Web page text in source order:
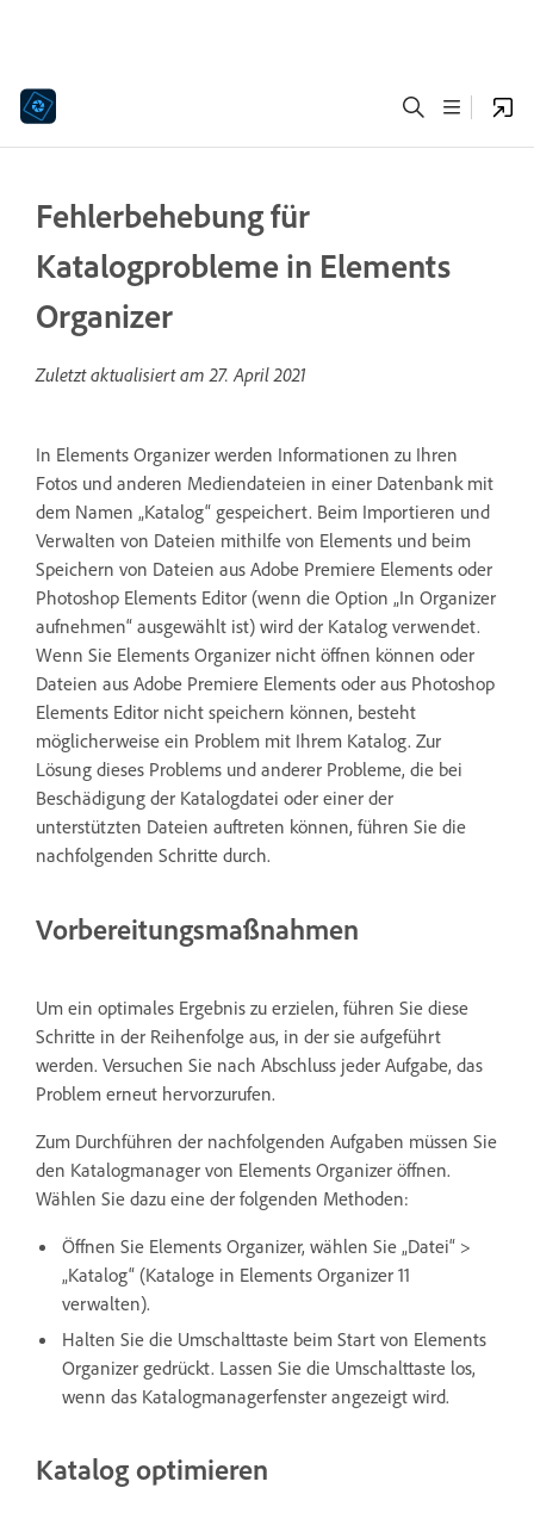
Fehlerbehebung für
Katalogprobleme in Elements
Organizer
Zuletzt aktualisiert am27. April 2021
In Elements Organizer werden Informationen zu Ihren
Fotos und anderen Mediendateien in einer Datenbank mit
dem Namen „Katalog“ gespeichert. Beim Importieren und
Verwalten von Dateien mithilfe von Elements und beim
Speichern von Dateien aus Adobe Premiere Elements oder
Photoshop Elements Editor (wenn die Option „In Organizer
aufnehmen“ ausgewählt ist) wird der Katalog verwendet.
Wenn Sie Elements Organizer nicht öffnen können oder
Dateien aus Adobe Premiere Elements oder aus Photoshop
Elements Editor nicht speichern können, besteht
möglicherweise ein Problem mit Ihrem Katalog. Zur
Lösung dieses Problems und anderer Probleme, die bei
Beschädigung der Katalogdatei oder einer der
unterstützten Dateien auftreten können, führen Sie die
nachfolgenden Schritte durch.
Vorbereitungsmaßnahmen
Um ein optimales Ergebnis zu erzielen, führen Sie diese
Schritte in der Reihenfolge aus, in der sie aufgeführt
werden. Versuchen Sie nach Abschluss jeder Aufgabe, das
Problem erneut hervorzurufen.
Zum Durchführen der nachfolgenden Aufgaben müssen Sie
den Katalogmanager von Elements Organizer öffnen.
Wählen Sie dazu eine der folgenden Methoden:
Öffnen Sie Elements Organizer, wählen Sie „Datei“ >
„Katalog“ (Kataloge in Elements Organizer 11
verwalten).
Halten Sie die Umschalttaste beim Start von Elements
Organizer gedrückt. Lassen Sie die Umschalttaste los,
wenn das Katalogmanagerfenster angezeigt wird.
Katalog optimieren